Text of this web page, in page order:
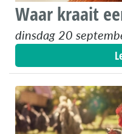
Waar kraait
dinsdag 20